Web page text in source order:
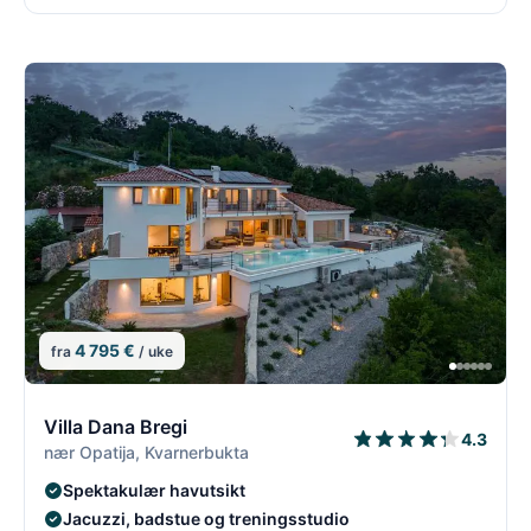
fra 4 795 € / uke
Villa Dana Bregi
nær Opatija, Kvarnerbukta
4.3
Spektakulær havutsikt
Jacuzzi, badstue og treningsstudio